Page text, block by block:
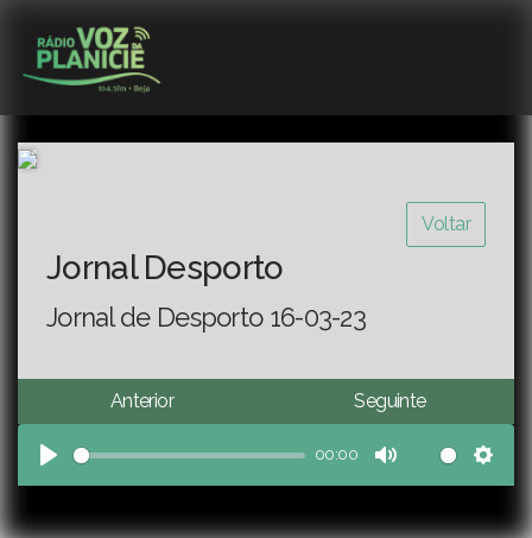
Voltar
Jornal Desporto
Jornal de Desporto 16-03-23
Anterior Seguinte
Play
00:00
Mute